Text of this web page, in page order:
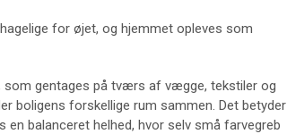
for øjet, og hjemmet opleves som
gentages på tværs af vægge, tekstiler og
boligens forskellige rum sammen. Det betyder
balanceret helhed, hvor selv små farvegreb